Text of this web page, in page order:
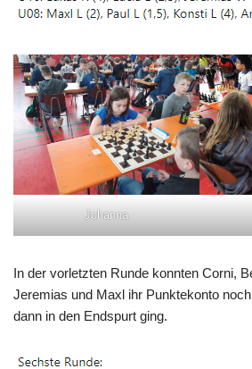
Johanna
In der vorletzten Runde konnten Corni,
Jeremias und Maxl ihr Punktekonto
dann in den Endspurt ging.